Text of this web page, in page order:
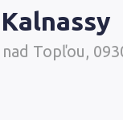
Topľou,